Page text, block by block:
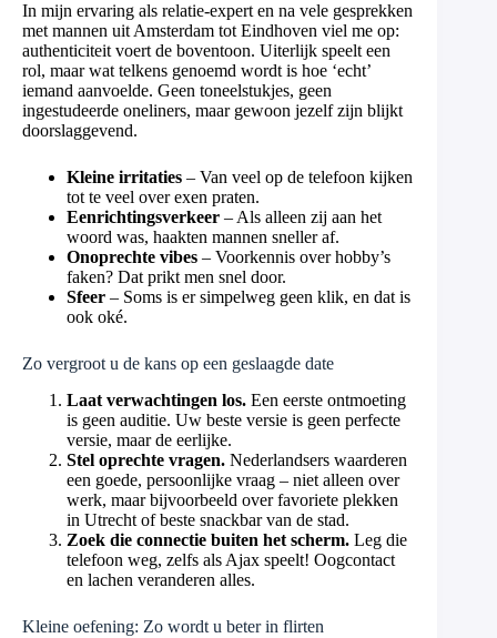
In mijn ervaring als relatie-expert en na vele gesprekken
met mannen uit Amsterdam tot Eindhoven viel me op:
authenticiteit voert de boventoon. Uiterlijk speelt een
rol, maar wat telkens genoemd wordt is hoe ‘echt’
iemand aanvoelde. Geen toneelstukjes, geen
ingestudeerde oneliners, maar gewoon jezelf zijn blijkt
doorslaggevend.
Kleine irritaties – Van veel op de telefoon kijken
tot te veel over exen praten.
Eenrichtingsverkeer – Als alleen zij aan het
woord was, haakten mannen sneller af.
Onoprechte vibes – Voorkennis over hobby’s
faken? Dat prikt men snel door.
Sfeer – Soms is er simpelweg geen klik, en dat is
ook oké.
Zo vergroot u de kans op een geslaagde date
Laat verwachtingen los. Een eerste ontmoeting
is geen auditie. Uw beste versie is geen perfecte
versie, maar de eerlijke.
Stel oprechte vragen. Nederlandsers waarderen
een goede, persoonlijke vraag – niet alleen over
werk, maar bijvoorbeeld over favoriete plekken
in Utrecht of beste snackbar van de stad.
Zoek die connectie buiten het scherm. Leg die
telefoon weg, zelfs als Ajax speelt! Oogcontact
en lachen veranderen alles.
Kleine oefening: Zo wordt u beter in flirten